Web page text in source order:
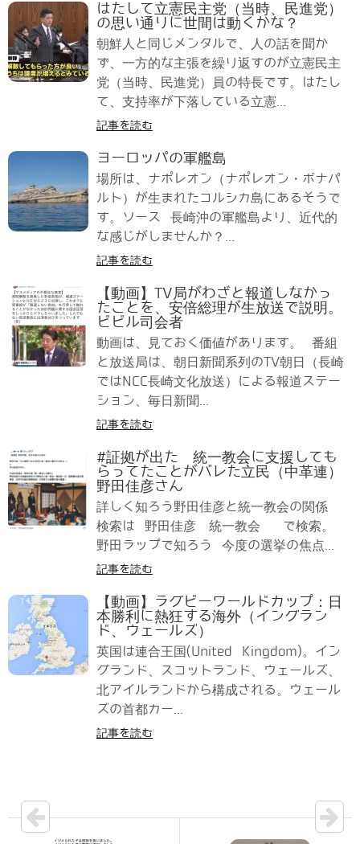
はたして立憲民主党（当時、民進党）
の思い通りに世間は動くかな？
朝鮮人と同じメンタルで、人の話を聞か
ず、一方的な主張を繰り返すのが立憲民主
党（当時、民進党）員の特長です。はたし
て、支持率が下落している立憲...
記事を読む
ヨーロッパの軍艦島
場所は、ナポレオン（ナポレオン・ボナパ
ルト）が生まれたコルシカ島にあるそうで
す。ソース 長崎沖の軍艦島より、近代的
な感じがしませんか？...
記事を読む
【動画】TV局がわざと報道しなかっ
たことを、安倍総理が生放送で説明。
ビビル司会者
動画は、見ておく価値があります。 番組
と放送局は、朝日新聞系列のTV朝日（長崎
ではNCC長崎文化放送）による報道ステー
ション、毎日新聞...
記事を読む
#証拠が出た 統一教会に支援しても
らってたことがバレた立民（中革連）
野田佳彦さん
詳しく知ろう野田佳彦と統一教会の関係
検索は 野田佳彦 統一教会 で検索。
野田ラップで知ろう 今度の選挙の焦点...
記事を読む
【動画】ラグビーワールドカップ：日
本勝利に熱狂する海外（イングラン
ド、ウェールズ）
英国は連合王国(United Kingdom)。イン
グランド、スコットランド、ウェールズ、
北アイルランドから構成される。ウェール
ズの首都カー...
記事を読む